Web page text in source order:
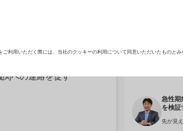
2日、全国の薬
薬局・薬剤師な
出し、社会的支
への連絡を促す
データ
介護
誠理
える
急性期
を検証
先が見
利用いただく際には、当社のクッキーの利用について同意いただいたものとみ